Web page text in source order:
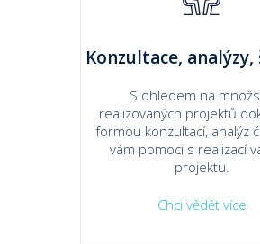
Konzultace,
S ohledem na
realizovaných projektů
formou konzultací, analýz
vám pomoci s realizací
projektu.
Chci vědět více